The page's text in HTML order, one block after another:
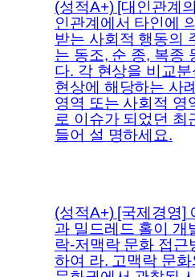
(성적A+) [대인관계
인관계에서 타인에
받는 사회적 행동의
는 동조, 순 종, 복종
다. 각 현상을 비교
현상에 해당하는 사
영역 또는 사회적 영
로 이슈가 되었던 최
들어 설 명하세요.
(성적A+) [국제경영]
과 밀드레드 홀이 개
락-저맥락 문화 접근
하여 라. 고맥락 문